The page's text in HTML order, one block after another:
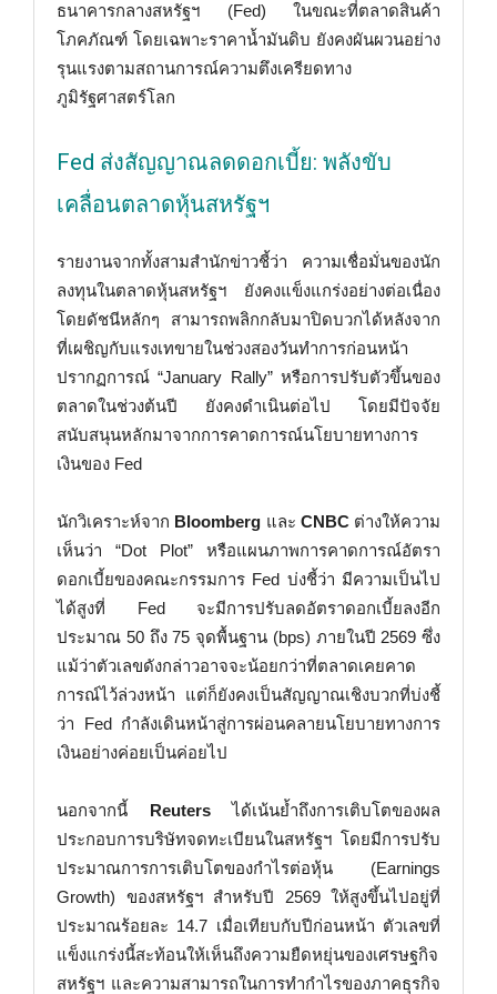
ธนาคารกลางสหรัฐฯ (Fed) ในขณะที่ตลาดสินค้า
โภคภัณฑ์ โดยเฉพาะราคาน้ำมันดิบ ยังคงผันผวนอย่าง
รุนแรงตามสถานการณ์ความตึงเครียดทาง
ภูมิรัฐศาสตร์โลก
Fed ส่งสัญญาณลดดอกเบี้ย: พลังขับ
เคลื่อนตลาดหุ้นสหรัฐฯ
รายงานจากทั้งสามสำนักข่าวชี้ว่า ความเชื่อมั่นของนัก
ลงทุนในตลาดหุ้นสหรัฐฯ ยังคงแข็งแกร่งอย่างต่อเนื่อง
โดยดัชนีหลักๆ สามารถพลิกกลับมาปิดบวกได้หลังจาก
ที่เผชิญกับแรงเทขายในช่วงสองวันทำการก่อนหน้า
ปรากฏการณ์ “January Rally” หรือการปรับตัวขึ้นของ
ตลาดในช่วงต้นปี ยังคงดำเนินต่อไป โดยมีปัจจัย
สนับสนุนหลักมาจากการคาดการณ์นโยบายทางการ
เงินของ Fed
นักวิเคราะห์จาก Bloomberg และ CNBCต่างให้ความ
เห็นว่า “Dot Plot” หรือแผนภาพการคาดการณ์อัตรา
ดอกเบี้ยของคณะกรรมการ Fed บ่งชี้ว่า มีความเป็นไป
ได้สูงที่ Fed จะมีการปรับลดอัตราดอกเบี้ยลงอีก
ประมาณ 50 ถึง 75 จุดพื้นฐาน (bps) ภายในปี 2569 ซึ่ง
แม้ว่าตัวเลขดังกล่าวอาจจะน้อยกว่าที่ตลาดเคยคาด
การณ์ไว้ล่วงหน้า แต่ก็ยังคงเป็นสัญญาณเชิงบวกที่บ่งชี้
ว่า Fed กำลังเดินหน้าสู่การผ่อนคลายนโยบายทางการ
เงินอย่างค่อยเป็นค่อยไป
นอกจากนี้ Reutersได้เน้นย้ำถึงการเติบโตของผล
ประกอบการบริษัทจดทะเบียนในสหรัฐฯ โดยมีการปรับ
ประมาณการการเติบโตของกำไรต่อหุ้น (Earnings
Growth) ของสหรัฐฯ สำหรับปี 2569 ให้สูงขึ้นไปอยู่ที่
ประมาณร้อยละ 14.7 เมื่อเทียบกับปีก่อนหน้า ตัวเลขที่
แข็งแกร่งนี้สะท้อนให้เห็นถึงความยืดหยุ่นของเศรษฐกิจ
สหรัฐฯ และความสามารถในการทำกำไรของภาคธุรกิจ